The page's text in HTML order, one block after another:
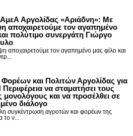
Αργολίδας «Αριάδνη»: Με
αποχαιρετούμε τον αγαπημένο
πολύτιμο συνεργάτη Γιώργο
αποχαιρετούμε τον αγαπημένο μας φίλο και
και Πολιτών Αργολίδας για
να σταματήσει τους
μονολόγους και να προσέλθει σε
διάλογο
συγκέντρωση αγροτών και φορέων της
το ν...